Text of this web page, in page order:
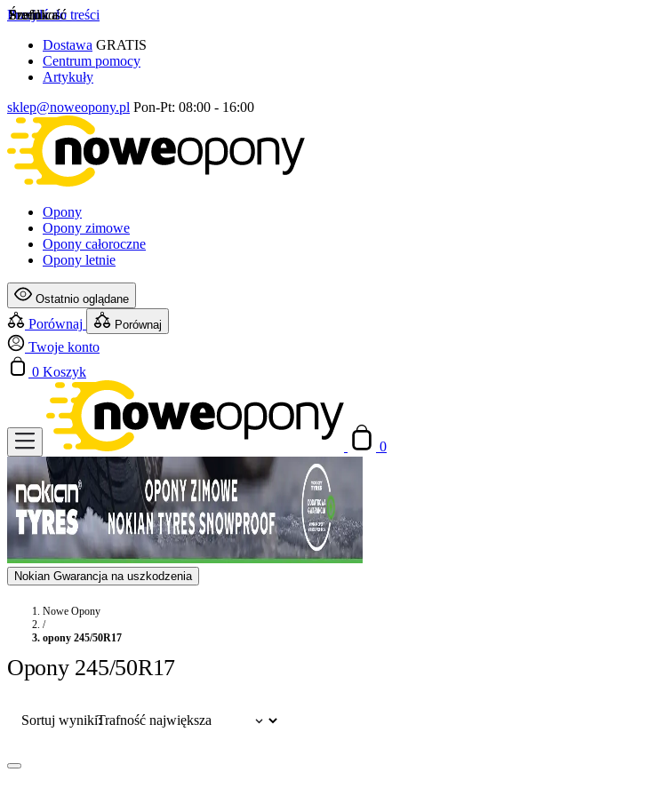
Przejdź do treści
Dostawa GRATIS
Centrum pomocy
Artykuły
sklep@noweopony.pl Pon-Pt: 08:00 - 16:00
Opony
Opony zimowe
Opony całoroczne
Opony letnie
Ostatnio oglądane
Porównaj Porównaj
Twoje konto
0 Koszyk
0
Nokian Gwarancja na uszkodzenia
Nowe Opony
/
opony 245/50R17
Opony 245/50R17
Sortuj wyniki:
Szerokość
Profil
Średnica